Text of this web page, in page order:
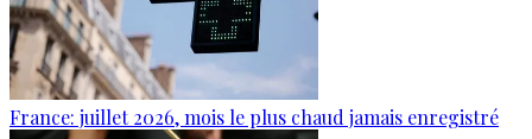
France: juillet 2026, mois le plus chaud jamais enregistré